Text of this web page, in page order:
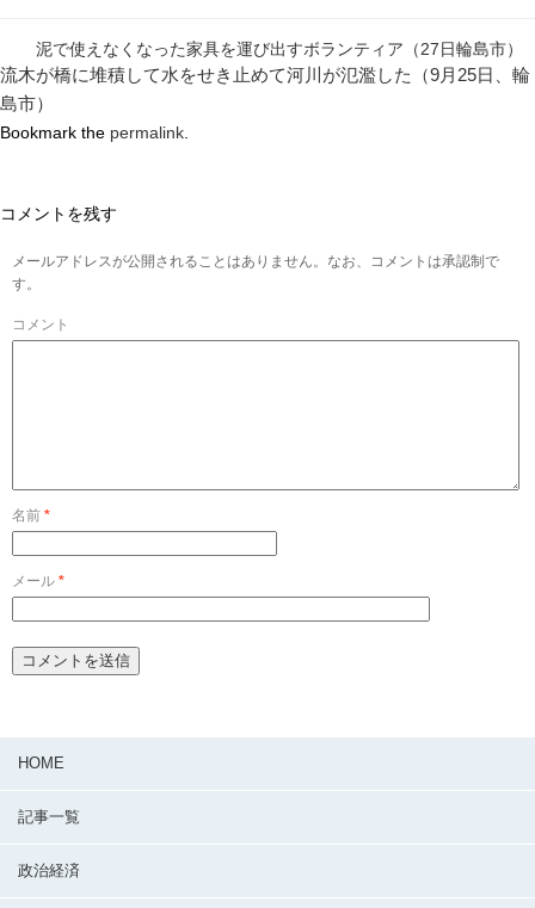
泥で使えなくなった家具を運び出すボランティア（27日輪島市）
流木が橋に堆積して水をせき止めて河川が氾濫した（9月25日、輪
島市）
Bookmark the permalink.
コメントを残す
メールアドレスが公開されることはありません。なお、コメントは承認制で
す。
コメント
名前 *
メール *
HOME
記事一覧
政治経済